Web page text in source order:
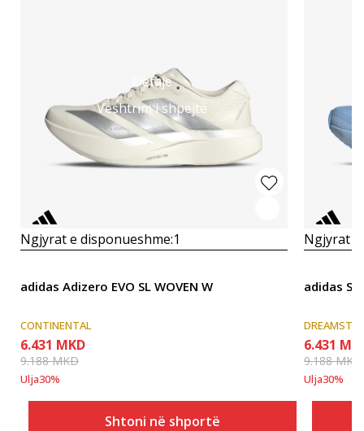
Detaje
Vështrim i shpejtë
Ngjyrat e disponueshme:1
adidas Adizero EVO SL WOVEN W
CONTINENTAL
6.431 MKD
9.188MKD
Ulja30%
Shtoni në shportë
Ngjyrat e
adidas
6.431
9.188MKD
Ulja30%